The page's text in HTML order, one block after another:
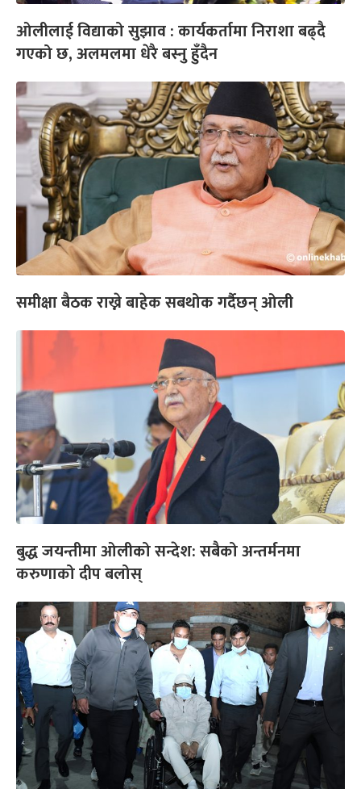
ओलीलाई विद्याको सुझाव : कार्यकर्तामा निराशा बढ्दै
गएको छ, अलमलमा धेरै बस्नु हुँदैन
समीक्षा बैठक राख्ने बाहेक सबथोक गर्दैछन् ओली
बुद्ध जयन्तीमा ओलीको सन्देश: सबैको अन्तर्मनमा
करुणाको दीप बलोस्